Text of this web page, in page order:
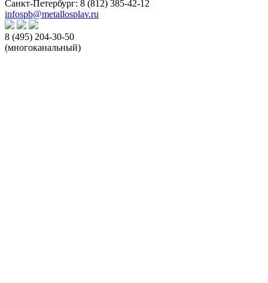
Санкт-Петербург: 8 (812) 385-42-12
infospb@metallosplav.ru
8 (495) 204-30-50
(многоканальный)